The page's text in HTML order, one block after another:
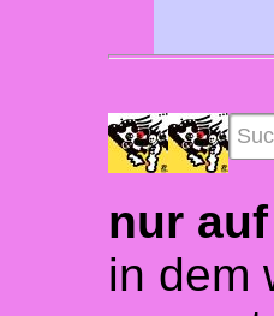
nur
in dem